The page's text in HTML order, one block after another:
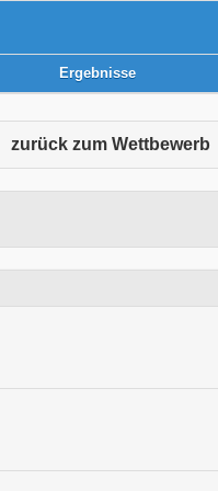
Ergebnisse
zurück zum Wettbewerb